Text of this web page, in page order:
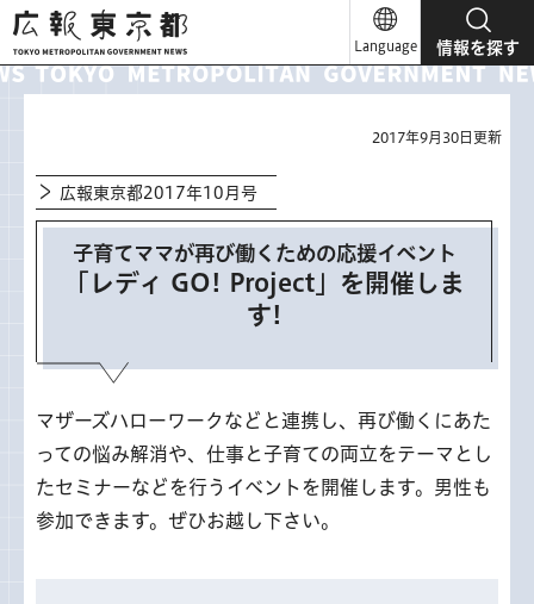
広報東京都
Language 情報を探す
2017年9月30日更新
広報東京都2017年10月号
子育てママが再び働くための応援イベント
「レディ GO! Project」を開催しま
す!
マザーズハローワークなどと連携し、再び働くにあた
っての悩み解消や、仕事と子育ての両立をテーマとし
たセミナーなどを行うイベントを開催します。男性も
参加できます。ぜひお越し下さい。